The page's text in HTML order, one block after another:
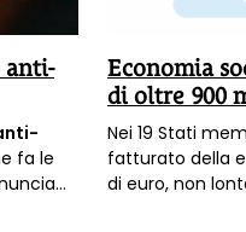
anti-
fa le
Economia
di oltre 900
Nei 19 Stati
fatturato della
di euro, non